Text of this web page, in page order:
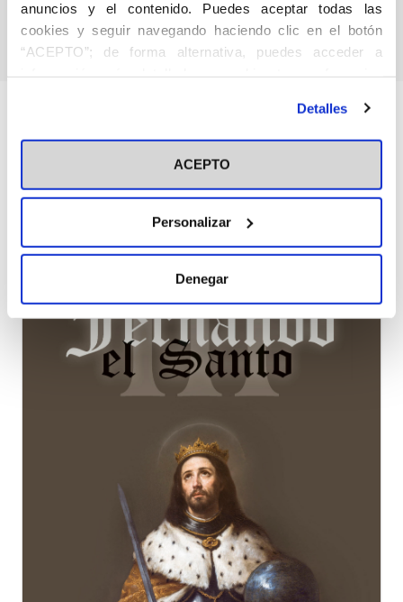
anuncios y el contenido. Puedes aceptar todas las
cookies y seguir navegando haciendo clic en el botón
“ACEPTO”; de forma alternativa, puedes acceder a
en el botón "Personalizar". Para más información puedes
visitar nuestra Política de Cookies
Detalles
ACEPTO
Personalizar
Denegar